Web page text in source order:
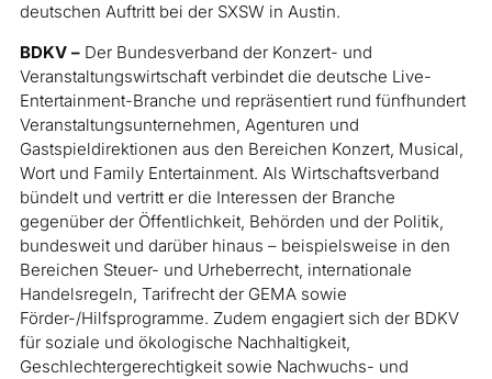
deutschen Auftritt bei der SXSW in Austin.
BDKV – Der Bundesverband der Konzert- und
Veranstaltungswirtschaft verbindet die deutsche Live-
Entertainment-Branche und repräsentiert rund fünfhundert
Veranstaltungsunternehmen, Agenturen und
Gastspieldirektionen aus den Bereichen Konzert, Musical,
Wort und Family Entertainment. Als Wirtschaftsverband
bündelt und vertritt er die Interessen der Branche
gegenüber der Öffentlichkeit, Behörden und der Politik,
bundesweit und darüber hinaus – beispielsweise in den
Bereichen Steuer- und Urheberrecht, internationale
Handelsregeln, Tarifrecht der GEMA sowie
Förder-/Hilfsprogramme. Zudem engagiert sich der BDKV
für soziale und ökologische Nachhaltigkeit,
Geschlechtergerechtigkeit sowie Nachwuchs- und